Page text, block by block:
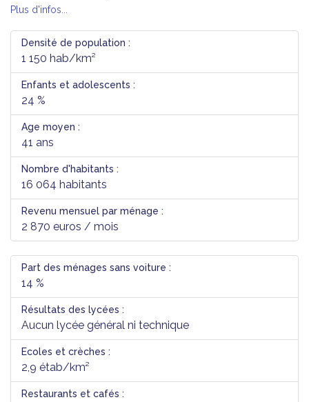
Plus d'infos...
Densité de population :
1 150 hab/km²
Enfants et adolescents :
24 %
Age moyen :
41 ans
Nombre d'habitants :
16 064 habitants
Revenu mensuel par ménage :
2 870 euros / mois
Part des ménages sans voiture :
14 %
Résultats des lycées :
Aucun lycée général ni technique
Ecoles et crèches :
2,9 étab/km²
Restaurants et cafés :